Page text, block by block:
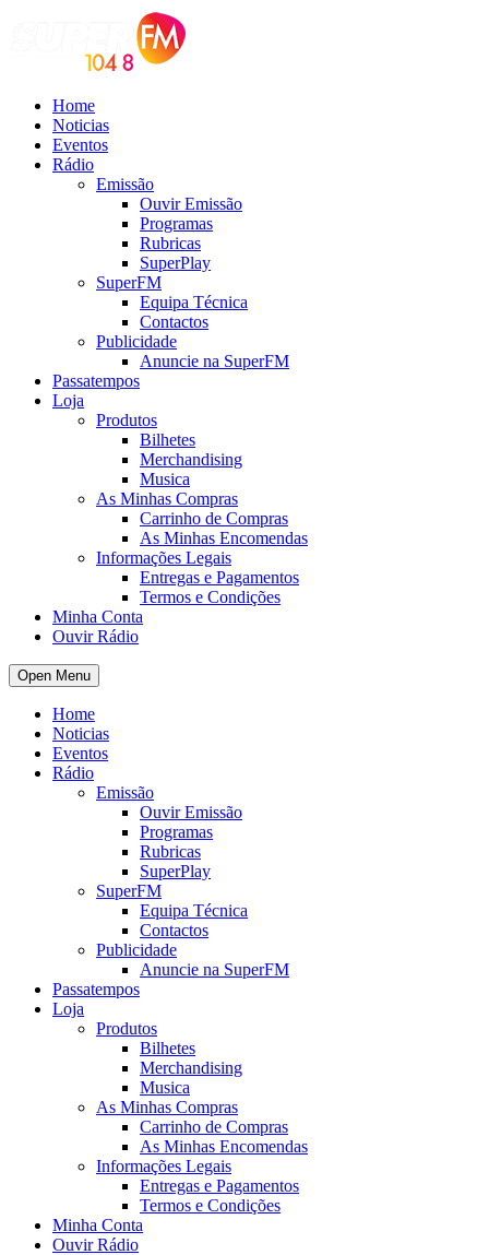
Home
Noticias
Eventos
Rádio
Emissão
Ouvir Emissão
Programas
Rubricas
SuperPlay
SuperFM
Equipa Técnica
Contactos
Publicidade
Anuncie na SuperFM
Passatempos
Loja
Produtos
Bilhetes
Merchandising
Musica
As Minhas Compras
Carrinho de Compras
As Minhas Encomendas
Informações Legais
Entregas e Pagamentos
Termos e Condições
Minha Conta
Ouvir Rádio
Open Menu
Home
Noticias
Eventos
Rádio
Emissão
Ouvir Emissão
Programas
Rubricas
SuperPlay
SuperFM
Equipa Técnica
Contactos
Publicidade
Anuncie na SuperFM
Passatempos
Loja
Produtos
Bilhetes
Merchandising
Musica
As Minhas Compras
Carrinho de Compras
As Minhas Encomendas
Informações Legais
Entregas e Pagamentos
Termos e Condições
Minha Conta
Ouvir Rádio